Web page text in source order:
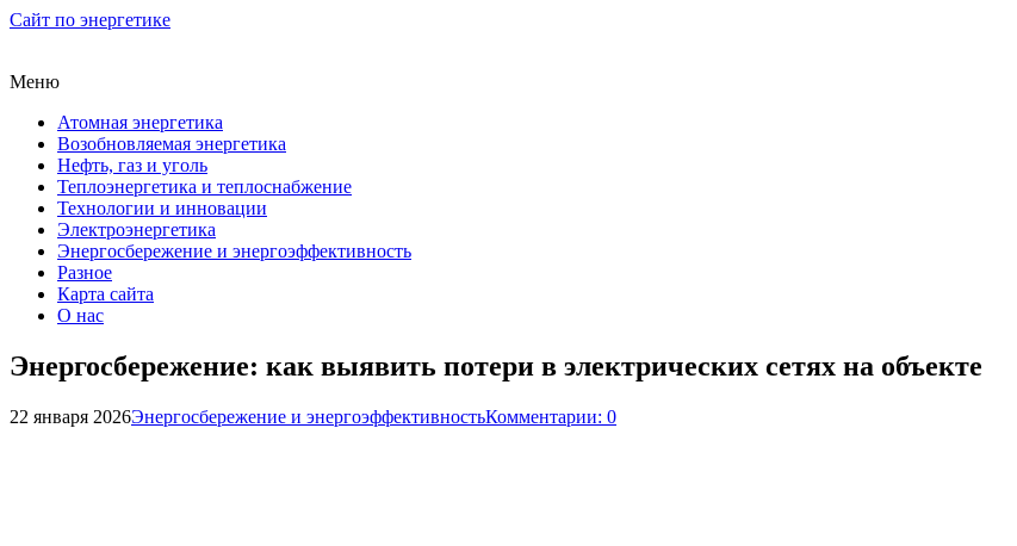
Сайт по энергетике
Меню
Атомная энергетика
Возобновляемая энергетика
Нефть, газ и уголь
Теплоэнергетика и теплоснабжение
Технологии и инновации
Электроэнергетика
Энергосбережение и энергоэффективность
Разное
Карта сайта
О нас
Энергосбережение: как выявить потери в электрических сетях на объекте
22 января 2026Энергосбережение и энергоэффективностьКомментарии: 0